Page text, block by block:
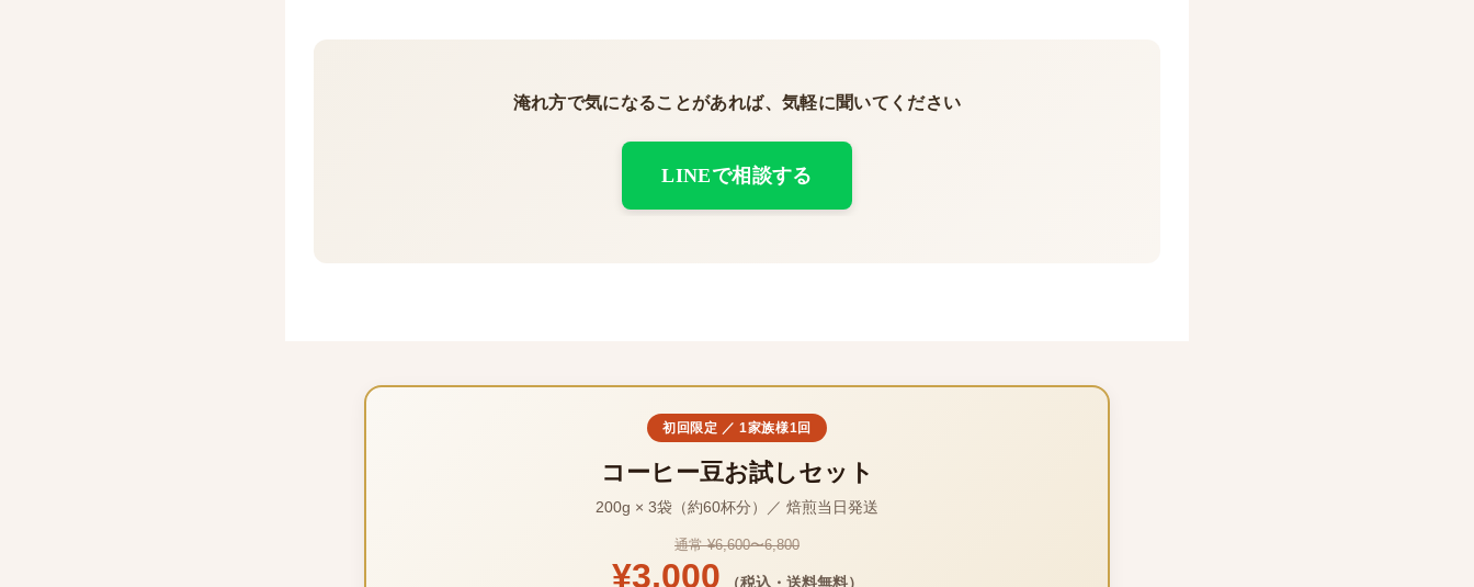
淹れ方で気になることがあれば、気軽に聞いてください
LINEで相談する
初回限定 ／ 1家族様1回
コーヒー豆お試しセット
200g × 3袋（約60杯分）／ 焙煎当日発送
通常 ¥6,600〜6,800
¥3,000 （税込・送料無料）